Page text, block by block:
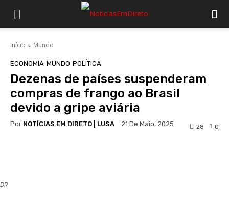
Início Mundo
ECONOMIA MUNDO POLÍTICA
Dezenas de países suspenderam
compras de frango ao Brasil
devido a gripe aviária
Por NOTÍCIAS EM DIRETO | LUSA 21 De Maio, 2025 0
28
DR